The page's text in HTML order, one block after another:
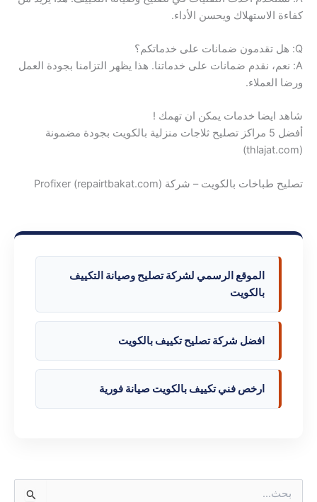
كفاءة الاستهلاك ويحسن الأداء.
Q: هل تقدمون ضمانات على خدماتكم؟
A: نعم، نقدم ضمانات على خدماتنا. هذا يظهر التزامنا بجودة العمل
ورضا العملاء.
شاهد ايضا خدمات يمكن ان تهمك !
أفضل 5 مراكز تصليح ثلاجات منزلية بالكويت بجودة مضمونة
(thlajat.com)
تصليح طباخات بالكويت – شركة Profixer (repairtbakat.com)
الموقع الرسمي لشركة تصليح وصيانة التكييف
بالكويت
افضل شركة تصليح تكييف بالكويت
ارخص فني تكييف بالكويت صيانة فورية